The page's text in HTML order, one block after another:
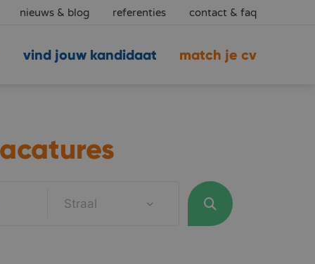
nieuws & blog referenties contact & faq
match je cv
vind jouw kandidaat
Straal